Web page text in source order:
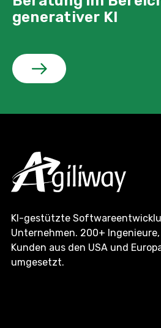
generativer KI
KI-gestützte
Unternehmen. 200+
Kunden aus den USA und
umgesetzt.